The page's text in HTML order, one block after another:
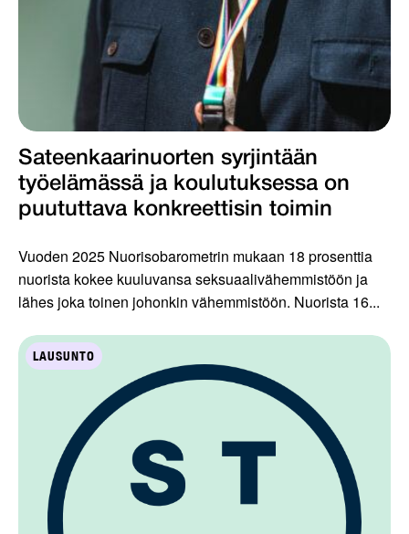
Sateenkaarinuorten syrjintään
työelämässä ja koulutuksessa on
puututtava konkreettisin toimin
Vuoden 2025 Nuorisobarometrin mukaan 18 prosenttia
nuorista kokee kuuluvansa seksuaalivähemmistöön ja
lähes joka toinen johonkin vähemmistöön. Nuorista 16...
LAUSUNTO